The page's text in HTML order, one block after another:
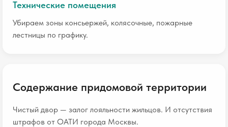
Технические помещения
Убираем зоны консьержей, колясочные, пожарные
лестницы по графику.
Содержание придомовой территории
Чистый двор — залог лояльности жильцов. И отсутствия
штрафов от ОАТИ города Москвы.